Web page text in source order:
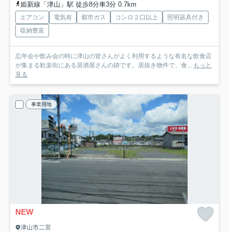
姫新線「津山」駅 徒歩8分車3分 0.7km
エアコン 電気有 都市ガス コンロ２口以上
照明器具付き
収納豊富
忘年会や飲み会の時に津山の皆さんがよく利用するような有名な飲食店
が集まる歓楽街にある居酒屋さんの跡です。居抜き物件で、食... もっと
見る
事業用地
NEW
津山市二宮